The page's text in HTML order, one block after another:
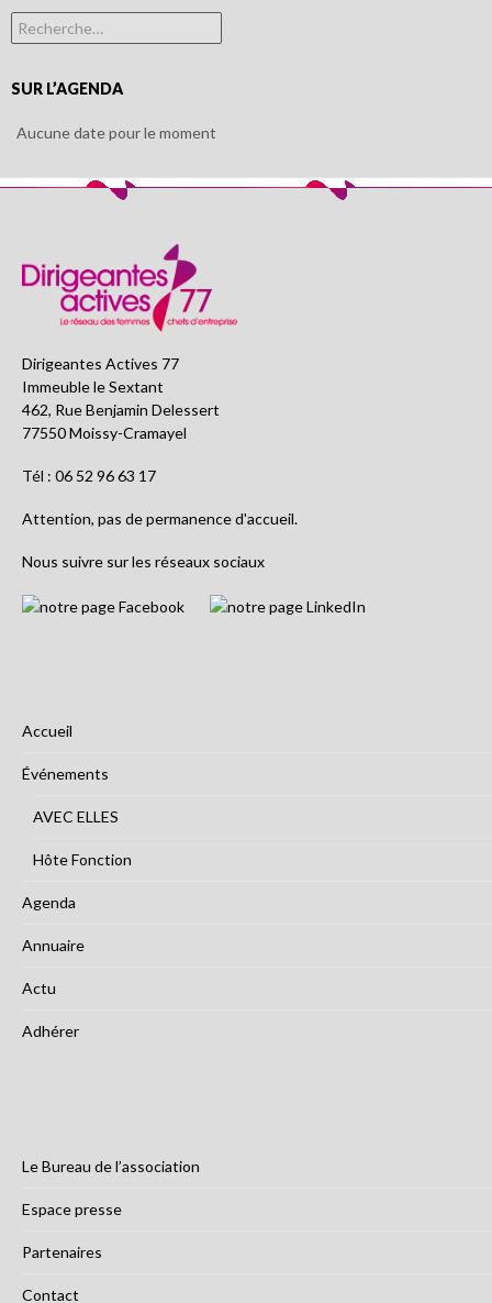
Rechercher :
SUR L’AGENDA
Aucune date pour le moment
Dirigeantes Actives 77
Immeuble le Sextant
462, Rue Benjamin Delessert
77550 Moissy-Cramayel
Tél : 06 52 96 63 17
Attention, pas de permanence d'accueil.
Nous suivre sur les réseaux sociaux
Accueil
Événements
AVEC ELLES
Hôte Fonction
Agenda
Annuaire
Actu
Adhérer
Le Bureau de l’association
Espace presse
Partenaires
Contact